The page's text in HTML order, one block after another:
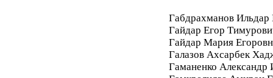
Габдрахманов Ильдар
Гайдар Егор
Гайдар Мария
Галазов Ахсарбек
Гаманенко Александр